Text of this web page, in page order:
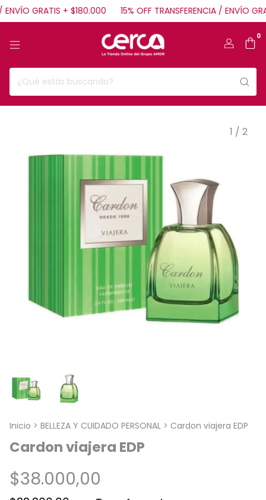
GRATIS + $180.000 15% OFF TRANSFERENCIA / ENVÍO
0
1 / 2
Inicio > BELLEZA Y CUIDADO PERSONAL > Cardon viajera EDP
Cardon viajera EDP
$38.000,00